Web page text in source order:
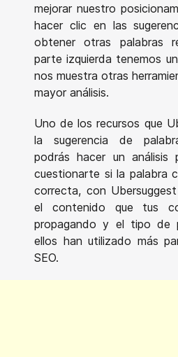
mejorar nuestro
hacer clic en las
obtener otras palabras
parte izquierda tenemos
nos muestra otras
mayor análisis.
Uno de los recursos que
la sugerencia de
podrás hacer un análisis
cuestionarte si la palabra
correcta, con
el contenido que tus
propagando y el tipo de
ellos han utilizado más
SEO.